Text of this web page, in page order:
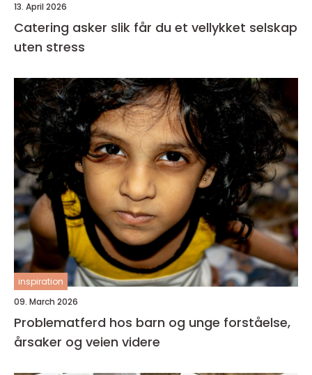
13. April 2026
Catering asker slik får du et vellykket selskap
uten stress
inspiration
09. March 2026
Problematferd hos barn og unge forståelse,
årsaker og veien videre